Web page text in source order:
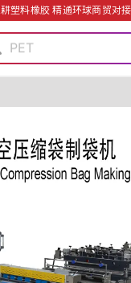
塑料橡胶 精通环球商贸对接
再生料加工
PET
精密注塑
PP
功能材料
PVC
精密注塑